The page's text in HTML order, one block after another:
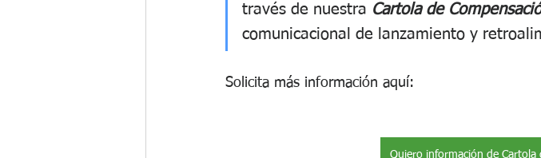
través de nuestra Cartola de
comunicacional de lanzamiento y
Solicita más información aquí:
Quiero información de Cartola